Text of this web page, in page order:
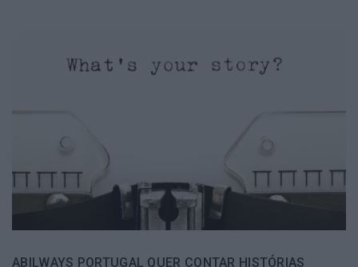
ABILWAYS PORTUGAL QUER CONTAR HISTÓRIAS